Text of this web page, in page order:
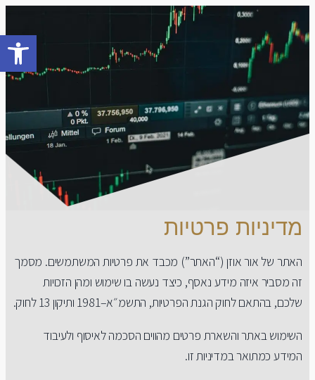
Open toolbar
מדיניות פרטיות
האתר של אור אוזן (“האתר”) מכבד את פרטיות המשתמשים. מסמך
זה מסביר איזה מידע נאסף, כיצד נעשה בו שימוש ומהן הזכויות
שלכם, בהתאם לחוק הגנת הפרטיות, התשמ״א–1981 ותיקון 13 לחוק.
השימוש באתר והשארת פרטים מהווים הסכמה לאיסוף ולעיבוד
המידע כמתואר במדיניות זו.